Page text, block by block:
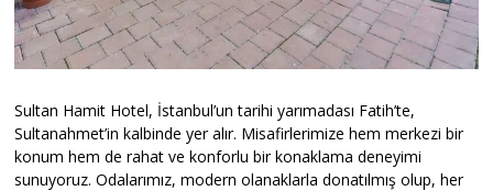
Sultan Hamit Hotel, İstanbul’un tarihi yarımadası Fatih’te,
Sultanahmet’in kalbinde yer alır. Misafirlerimize hem merkezi bir
konum hem de rahat ve konforlu bir konaklama deneyimi
sunuyoruz. Odalarımız, modern olanaklarla donatılmış olup, her